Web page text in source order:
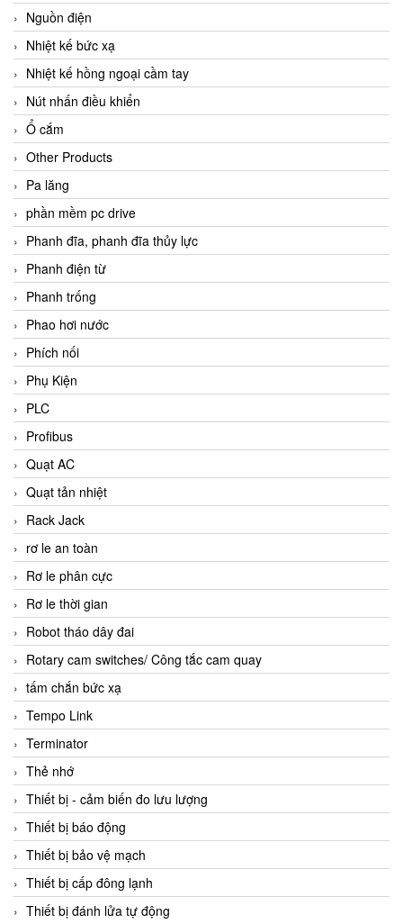
Nguồn điện
Nhiệt kế bức xạ
Nhiệt kế hồng ngoại cầm tay
Nút nhấn điều khiển
Ổ cắm
Other Products
Pa lăng
phần mềm pc drive
Phanh đĩa, phanh đĩa thủy lực
Phanh điện từ
Phanh trống
Phao hơi nước
Phích nối
Phụ Kiện
PLC
Profibus
Quạt AC
Quạt tản nhiệt
Rack Jack
rơ le an toàn
Rơ le phân cực
Rơ le thời gian
Robot tháo dây đai
Rotary cam switches/ Công tắc cam quay
tấm chắn bức xạ
Tempo Link
Terminator
Thẻ nhớ
Thiết bị - cảm biến đo lưu lượng
Thiết bị báo động
Thiết bị bảo vệ mạch
Thiết bị cấp đông lạnh
Thiết bị đánh lửa tự động